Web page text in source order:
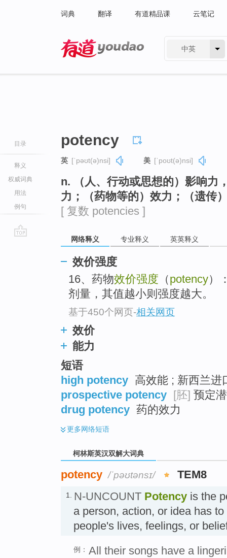
词典 翻译 有道精品课 云笔记
中英
目录
释义
权威词典
用法
例句
potency
英 [ˈpəʊt(ə)nsi] 美 [ˈpoʊt(ə)nsi]
n. （人、行动或思想的）影响力
力；（药物等的）效力；（遗传
[ 复数 potencies ]
网络释义 专业释义 英英释义
效价强度
16、药物效价强度 （potency）
剂量，其值越小则强度越大。
基于450个网页-相关网页
效价
能力
短语
high potency 高效能 ; 新西兰进
prospective potency
[胚] 预定
drug potency 药的效力
更多网络短语
柯林斯英汉双解大词典
potency /ˈpəʊtənsɪ/ TEM8
1. N-UNCOUNT Potency is the
a person, action, or idea has
people's lives, feelings, or
例： All their songs have a